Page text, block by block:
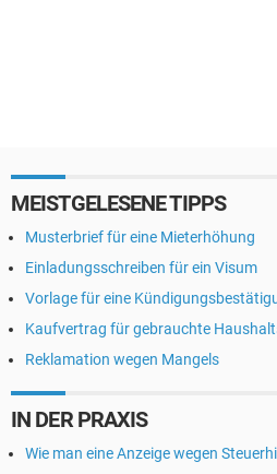
MEISTGELESENE TIPPS
Musterbrief für eine Mieterhöhung
Einladungsschreiben für ein Visum
Vorlage für eine
Kaufvertrag für gebrauchte
Reklamation wegen Mangels
IN DER PRAXIS
Wie man eine Anzeige wegen